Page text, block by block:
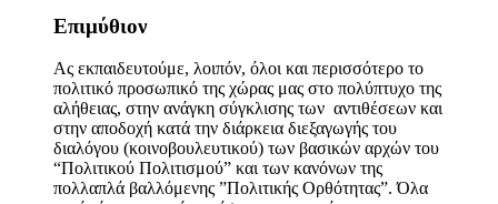
Επιμύθιον
Ας εκπαιδευτούμε, λοιπόν, όλοι και περισσότερο το
πολιτικό προσωπικό της χώρας μας στο πολύπτυχο της
αλήθειας, στην ανάγκη σύγκλισης των αντιθέσεων και
στην αποδοχή κατά την διάρκεια διεξαγωγής του
διαλόγου (κοινοβουλευτικού) των βασικών αρχών του
“Πολιτικού Πολιτισμού” και των κανόνων της
πολλαπλά βαλλόμενης ”Πολιτικής Ορθότητας”. Όλα